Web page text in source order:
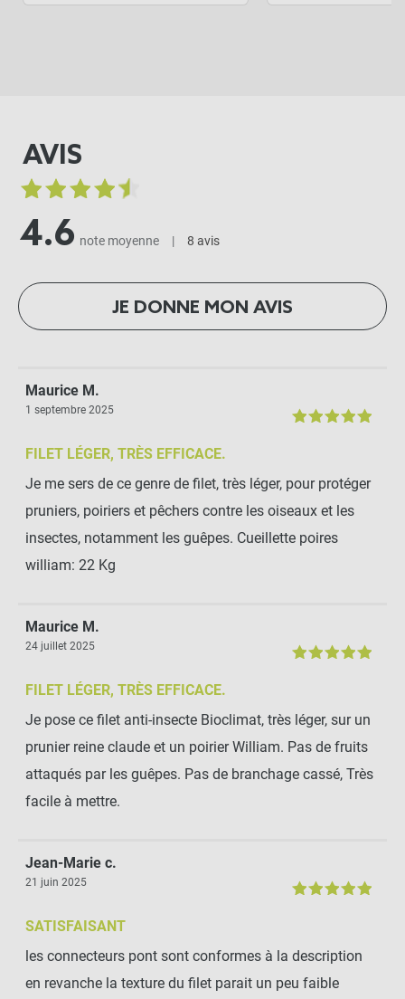
7,90 €
Kit d'irrigation goutte à
goutte pour potager,
parterres ou suspension
couleur 10cm
- +
+
Tubetto (Lien de palissage)
AVIS
4.6 note moyenne | 8 avis
JE DONNE MON AVIS
Maurice M.
1 septembre 2025
FILET LÉGER, TRÈS EFFICACE.
Je me sers de ce genre de filet, très léger, pour protéger
pruniers, poiriers et pêchers contre les oiseaux et les
insectes, notamment les guêpes. Cueillette poires
william: 22 Kg
Maurice M.
24 juillet 2025
FILET LÉGER, TRÈS EFFICACE.
Je pose ce filet anti-insecte Bioclimat, très léger, sur un
prunier reine claude et un poirier William. Pas de fruits
attaqués par les guêpes. Pas de branchage cassé, Très
facile à mettre.
Jean-Marie c.
21 juin 2025
SATISFAISANT
les connecteurs pont sont conformes à la description
en revanche la texture du filet parait un peu faible